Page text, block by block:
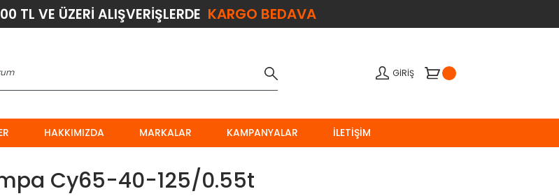
TL VE ÜZERİ ALIŞVERİŞLERDE KARGO BEDAVA
GİRİŞ
HAKKIMIZDA MARKALAR KAMPANYALAR İLETIŞIM
Cy65-40-125/0.55t